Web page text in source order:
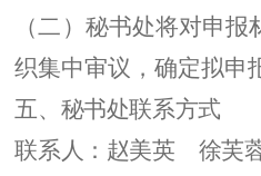
（二） 秘书处将对申报
织集中审议，确定拟申
五、 秘书处联系方式
联系人：赵美英 徐芙